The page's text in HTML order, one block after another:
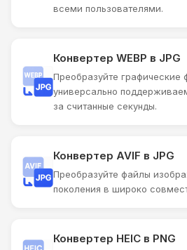
всеми пользователями.
Конвертер WEBP в JPG
Преобразуйте графические
универсально
за считанные секунды.
Конвертер AVIF в JPG
Преобразуйте файлы
поколения в широко
Конвертер HEIC в PNG